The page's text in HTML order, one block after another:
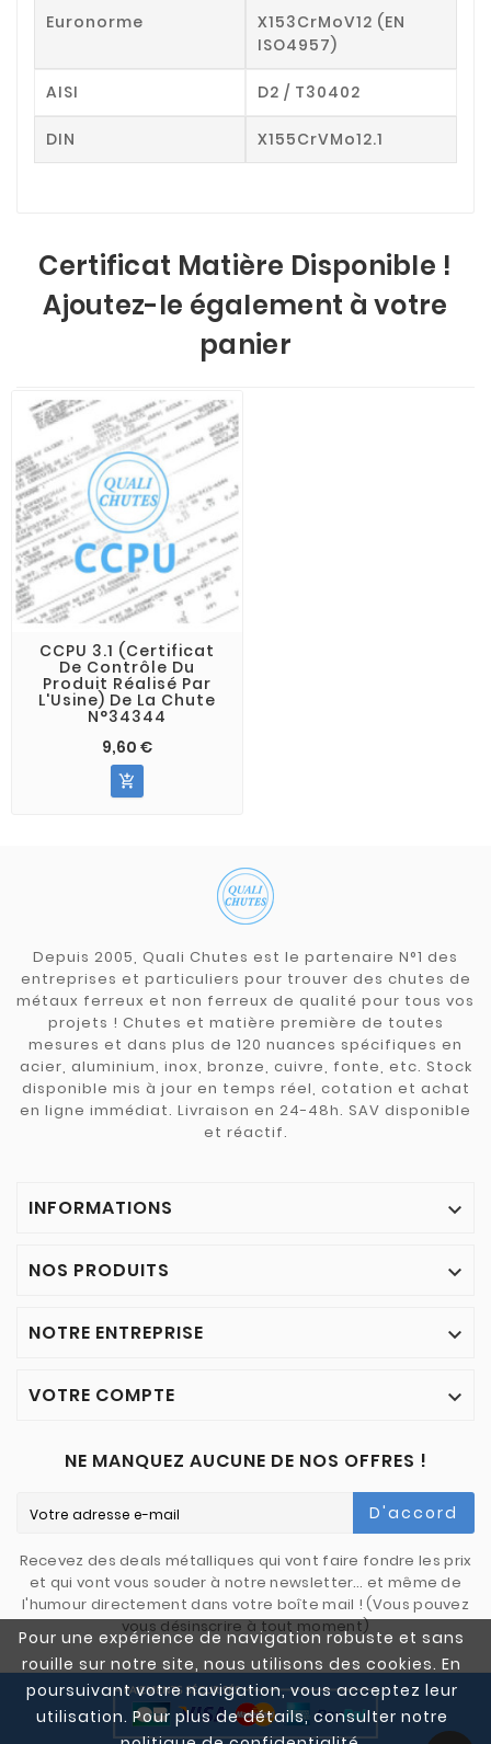
Pour une expérience de navigation robuste et sans
rouille sur notre site, nous utilisons des cookies. En
poursuivant votre navigation, vous acceptez leur
utilisation. Pour plus de détails, consulter notre
Euronorme
X153CrMoV12 (EN
ISO4957)
AISI D2 / T30402
DIN X155CrVMo12.1
Certificat Matière Disponible !
Ajoutez-le également à votre
panier
CCPU 3.1 (Certificat
De Contrôle Du
Produit Réalisé Par
L'Usine) De La Chute
N°34344
9,60 €

Depuis 2005, Quali Chutes est le partenaire N°1 des
entreprises et particuliers pour trouver des chutes de
métaux ferreux et non ferreux de qualité pour tous vos
projets ! Chutes et matière première de toutes
mesures et dans plus de 120 nuances spécifiques en
acier, aluminium, inox, bronze, cuivre, fonte, etc. Stock
disponible mis à jour en temps réel, cotation et achat
en ligne immédiat. Livraison en 24-48h. SAV disponible
et réactif.
INFORMATIONS 
NOS PRODUITS 
NOTRE ENTREPRISE 
VOTRE COMPTE 
NE MANQUEZ AUCUNE DE NOS OFFRES !
D'accord
Recevez des deals métalliques qui vont faire fondre les prix
et qui vont vous souder à notre newsletter… et même de
l'humour directement dans votre boîte mail ! (Vous pouvez
vous désinscrire à tout moment)